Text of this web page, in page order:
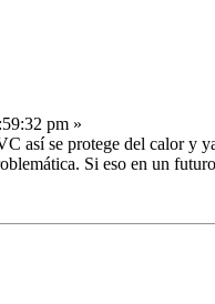
pm »
así se protege del calor y
Si eso en un